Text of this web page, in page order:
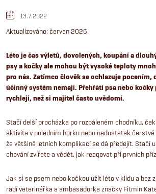
13.7.2022
Aktualizováno: červen 2026
Léto je čas výletů, dovolených, koupání a
psy a kočky ale mohou být vysoké teploty
pro nás. Zatímco člověk se ochlazuje pocením,
účinný systém nemají. Přehřátí psa nebo
rychleji, než si majitel často uvědomí.
Stačí delší procházka po rozpáleném chodníku,
aktivita v poledním horku nebo nedostatek čerstvé
že většině letních komplikací se dá předejít. Stačí
chování zvířete a vědět, jak reagovat při prvních
Jak si se psem nebo kočkou užít léto v klidu a bez
radí veterinářka a ambasadorka značky Fitmin